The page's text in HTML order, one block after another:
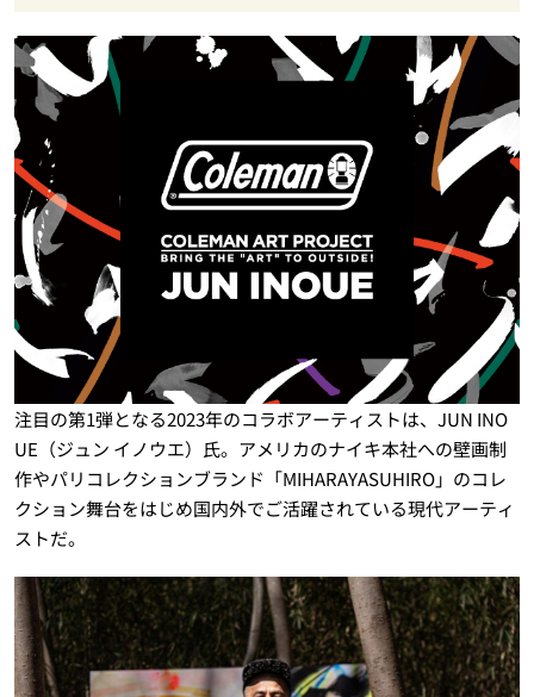
注目の第1弾となる2023年のコラボアーティストは、JUN INO
UE（ジュン イノウエ）氏。アメリカのナイキ本社への壁画制
作やパリコレクションブランド「MIHARAYASUHIRO」のコレ
クション舞台をはじめ国内外でご活躍されている現代アーティ
ストだ。